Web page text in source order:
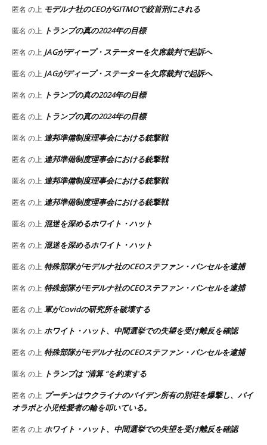
匿名 の上 モデルナ社のCEOがGITMOで絞首刑にされる
匿名 の上 トランプの真の2024年の目標
匿名 の上 JAGがディープ・ステーターを欠席裁判で起訴へ
匿名 の上 JAGがディープ・ステーターを欠席裁判で起訴へ
匿名 の上 トランプの真の2024年の目標
匿名 の上 トランプの真の2024年の目標
匿名 の上 連邦準備制度理事会における銃撃戦
匿名 の上 連邦準備制度理事会における銃撃戦
匿名 の上 連邦準備制度理事会における銃撃戦
匿名 の上 連邦準備制度理事会における銃撃戦
匿名 の上 混迷を深めるホワイト・ハット
匿名 の上 混迷を深めるホワイト・ハット
匿名 の上 特殊部隊がモデルナ社のCEOステファン・バンセルを逮捕
匿名 の上 特殊部隊がモデルナ社のCEOステファン・バンセルを逮捕
匿名 の上 軍がCovidの研究所を破壊する
匿名 の上 ホワイト・ハット、中間選挙での失望を受け離反を確認
匿名 の上 特殊部隊がモデルナ社のCEOステファン・バンセルを逮捕
匿名 の上 トランプは “清算 “を約束する
匿名 の上 プーチンはウクライナのバイデン所有の別荘を爆撃し、バイ
オラボと小児性愛者の輪を叩いている。
匿名 の上 ホワイト・ハット、中間選挙での失望を受け離反を確認